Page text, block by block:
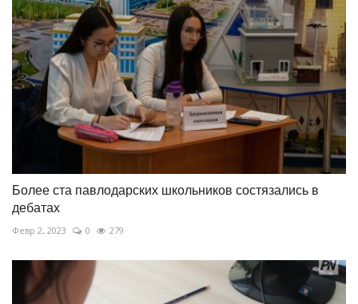
Более ста павлодарских школьников состязались в
дебатах
Февр 2, 2023 0 279